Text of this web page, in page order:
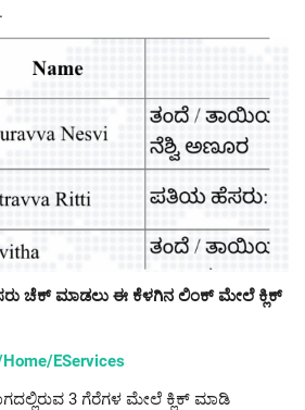
ಚೆಕ್ ಮಾಡಲು ಈ ಕೆಳಗಿನ ಲಿಂಕ್ ಮೇಲೆ ಕ್ಲಿಕ್
EServices
3 ಗೆರೆಗಳ ಮೇಲೆ ಕ್ಲಿಕ್ ಮಾಡಿ